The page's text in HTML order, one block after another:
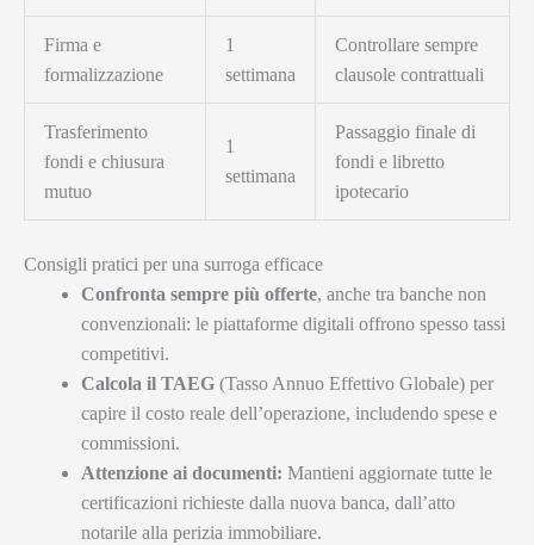
Firma e
formalizzazione
1
settimana
Controllare sempre
clausole contrattuali
Trasferimento
fondi e chiusura
mutuo
1
settimana
Passaggio finale di
fondi e libretto
ipotecario
Consigli pratici per una surroga efficace
Confronta sempre più offerte, anche tra banche non
convenzionali: le piattaforme digitali offrono spesso tassi
competitivi.
Calcola il TAEG (Tasso Annuo Effettivo Globale) per
capire il costo reale dell’operazione, includendo spese e
commissioni.
Attenzione ai documenti: Mantieni aggiornate tutte le
certificazioni richieste dalla nuova banca, dall’atto
notarile alla perizia immobiliare.